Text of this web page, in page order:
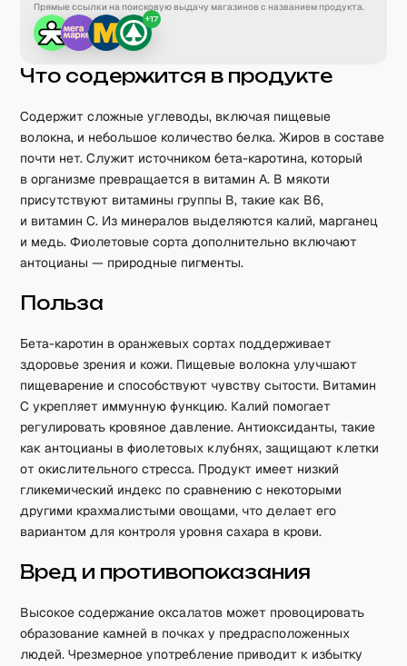
Прямые ссылки на поисковую выдачу магазинов с названием продукта.
+17
Что содержится в продукте
Содержит сложные углеводы, включая пищевые
волокна, и небольшое количество белка. Жиров в составе
почти нет. Служит источником бета-каротина, который
в организме превращается в витамин А. В мякоти
присутствуют витамины группы B, такие как B6,
и витамин C. Из минералов выделяются калий, марганец
и медь. Фиолетовые сорта дополнительно включают
антоцианы — природные пигменты.
Польза
Бета-каротин в оранжевых сортах поддерживает
здоровье зрения и кожи. Пищевые волокна улучшают
пищеварение и способствуют чувству сытости. Витамин
C укрепляет иммунную функцию. Калий помогает
регулировать кровяное давление. Антиоксиданты, такие
как антоцианы в фиолетовых клубнях, защищают клетки
от окислительного стресса. Продукт имеет низкий
гликемический индекс по сравнению с некоторыми
другими крахмалистыми овощами, что делает его
вариантом для контроля уровня сахара в крови.
Вред и противопоказания
Высокое содержание оксалатов может провоцировать
образование камней в почках у предрасположенных
людей. Чрезмерное употребление приводит к избытку